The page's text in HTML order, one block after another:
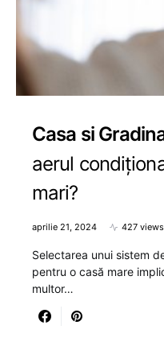
Casa si
aerul
mari?
aprilie 21, 2024 427 views
Selectarea unui sistem
pentru o casă mare
multor…